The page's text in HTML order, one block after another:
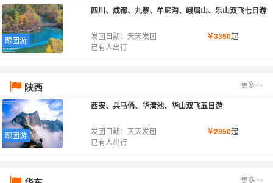
跟团游
四川、成都、九寨、牟尼沟、峨眉山、乐山双飞七日游
发团日期：天天发团
已有人出行
￥3350起
陕西 更多>>
跟团游
西安、兵马俑、华清池、华山双飞五日游
发团日期：天天发团
已有人出行
￥2950起
更多>>